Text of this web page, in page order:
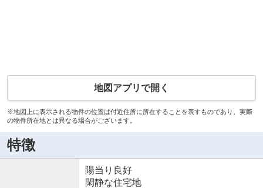
地図アプリで開く
※地図上に表示される物件の位置は付近住所に所在することを表すものであり、実際
の物件所在地とは異なる場合がございます。
特徴
陽当り良好
閑静な住宅地